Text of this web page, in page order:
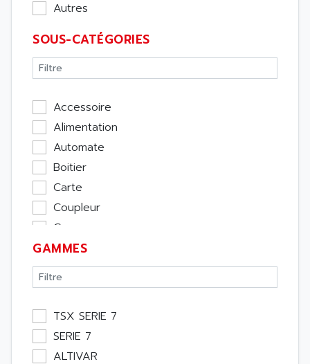
Autres
SOUS-CATÉGORIES
Accessoire
Alimentation
Automate
Boitier
Carte
Coupleur
Cpu
Ecran
Entrée / Sortie
Memoire
Module Métier
Moteur
Pupitre Opérateur
GAMMES
TSX SERIE 7
SERIE 7
ALTIVAR